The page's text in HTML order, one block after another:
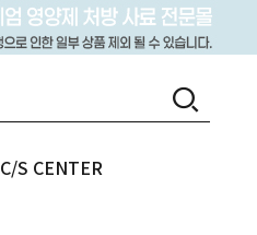
C/S CENTER